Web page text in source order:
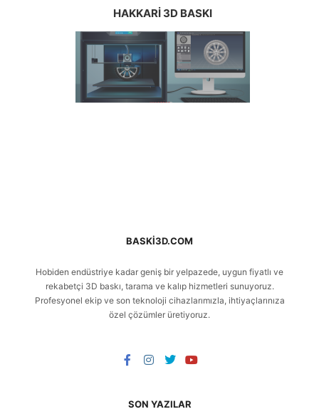
HAKKARI 3D BASKI
BASKI3D.COM
Hobiden endüstriye kadar geniş bir yelpazede, uygun fiyatlı ve
rekabetçi 3D baskı, tarama ve kalıp hizmetleri sunuyoruz.
Profesyonel ekip ve son teknoloji cihazlarımızla, ihtiyaçlarınıza
özel çözümler üretiyoruz.
SON YAZILAR